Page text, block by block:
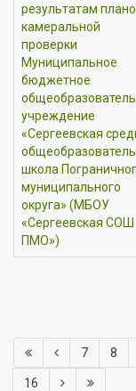
результатам
камеральной
проверки
Муниципальное
бюджетное
учреждение
«Сергеевская
школа
муниципального
округа» (МБОУ
«Сергеевская СОШ
ПМО»)
7 8
16